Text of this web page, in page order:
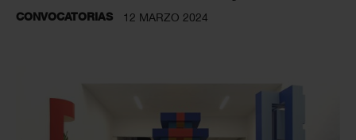
CONVOCATORIAS 12 MARZO 2024